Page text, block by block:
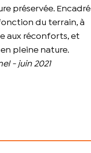
préservée. Encadré
du terrain, à
aux réconforts, et
pleine nature.
- juin 2021